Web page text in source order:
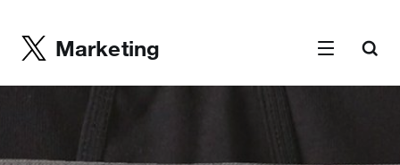
Marketing